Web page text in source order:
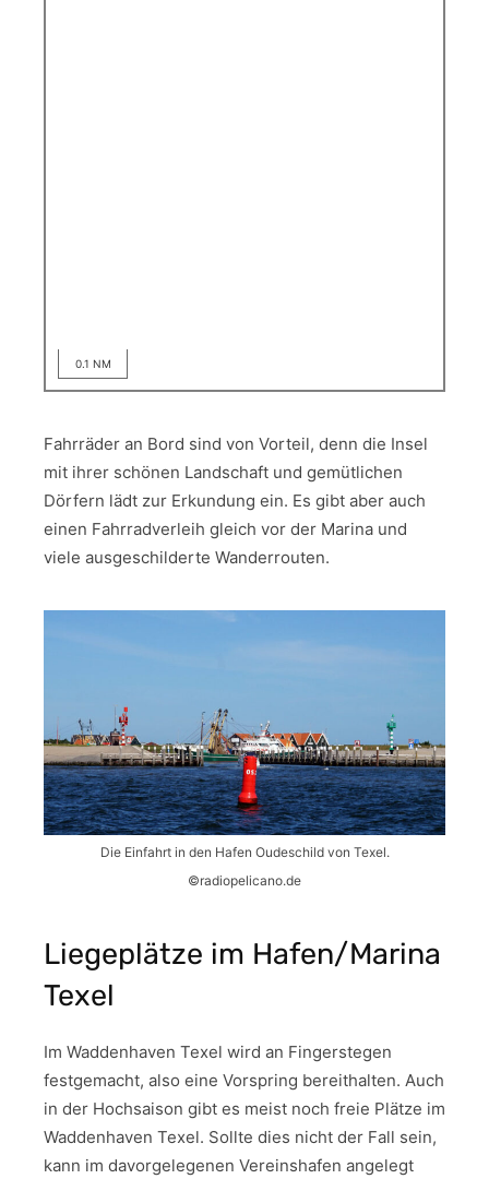
0.1 NM
Fahrräder an Bord sind von Vorteil, denn die Insel
mit ihrer schönen Landschaft und gemütlichen
Dörfern lädt zur Erkundung ein. Es gibt aber auch
einen Fahrradverleih gleich vor der Marina und
viele ausgeschilderte Wanderrouten.
Die Einfahrt in den Hafen Oudeschild von Texel.
©radiopelicano.de
Liegeplätze im Hafen/Marina
Texel
Im Waddenhaven Texel wird an Fingerstegen
festgemacht, also eine Vorspring bereithalten. Auch
in der Hochsaison gibt es meist noch freie Plätze im
Waddenhaven Texel. Sollte dies nicht der Fall sein,
kann im davorgelegenen Vereinshafen angelegt